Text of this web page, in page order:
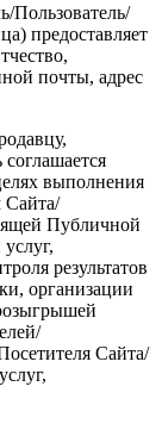
Пользователь/
предоставляет
почты, адрес
выполнения
Сайта/
Публичной
результатов
организации
Сайта/